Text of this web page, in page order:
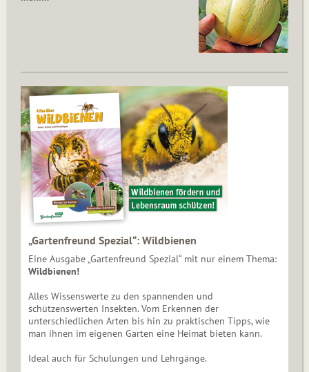
„Gartenfreund Spezial“: Wildbienen
Eine Ausgabe „Gartenfreund Spezial“ mit nur einem Thema:
Wildbienen!
Alles Wissenswerte zu den spannenden und
schützenswerten Insekten. Vom Erkennen der
unterschiedlichen Arten bis hin zu praktischen Tipps, wie
man ihnen im eigenen Garten eine Heimat bieten kann.
Ideal auch für Schulungen und Lehrgänge.